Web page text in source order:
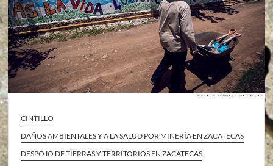
CINTILLO
DAÑOS AMBIENTALES Y A LA SALUD POR MINERÍA EN ZACATECAS
DESPOJO DE TIERRAS Y TERRITORIOS EN ZACATECAS